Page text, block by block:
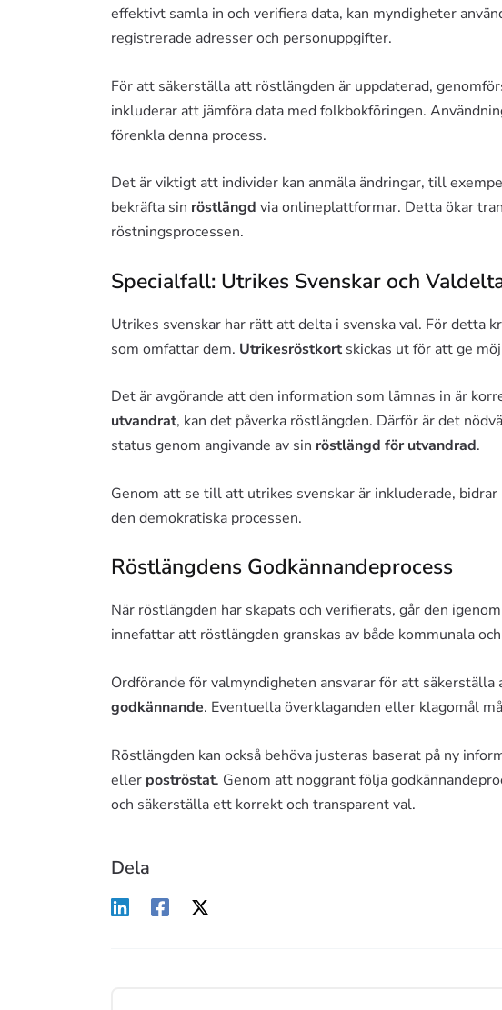
effektivt samla in och verifiera data, kan myndigheter
registrerade adresser och personuppgifter.
För att säkerställa att röstlängden är uppdaterad,
inkluderar att jämföra data med folkbokföringen.
förenkla denna process.
Det är viktigt att individer kan anmäla ändringar, till
bekräfta sin röstlängd via onlineplattformar. Detta ökar
röstningsprocessen.
Specialfall: Utrikes Svenskar och
Utrikes svenskar har rätt att delta i svenska val. För detta
som omfattar dem. Utrikesröstkort skickas ut för att ge
Det är avgörande att den information som lämnas in är
utvandrat, kan det påverka röstlängden. Därför är det
status genom angivande av sin röstlängd för utvandrad.
Genom att se till att utrikes svenskar är inkluderade,
den demokratiska processen.
Röstlängdens Godkännandeprocess
När röstlängden har skapats och verifierats, går den
innefattar att röstlängden granskas av både kommunala
Ordförande för valmyndigheten ansvarar för att
godkännande. Eventuella överklaganden eller klagomål
Röstlängden kan också behöva justeras baserat på ny
eller poströstat. Genom att noggrant följa
och säkerställa ett korrekt och transparent val.
Dela